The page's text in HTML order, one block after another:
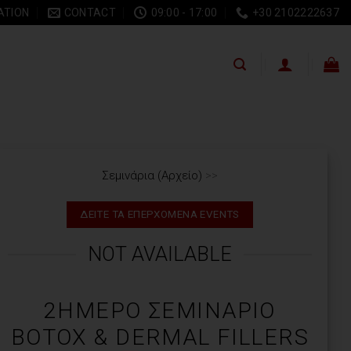
CONTACT 09:00 - 17:00 +30 2102222637
Σεμινάρια (Αρχείο) >>
ΔΕΙΤΕ ΤΑ ΕΠΕΡΧΟΜΕΝΑ EVENTS
NOT AVAILABLE
2ΉΜΕΡΟ ΣΕΜΙΝΆΡΙΟ
BOTOX & DERMAL FILLERS